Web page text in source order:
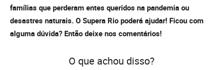
famílias que perderam entes queridos na pandemia ou
desastres naturais. O Supera Rio poderá ajudar! Ficou com
alguma dúvida? Então deixe nos comentários!
O que achou disso?